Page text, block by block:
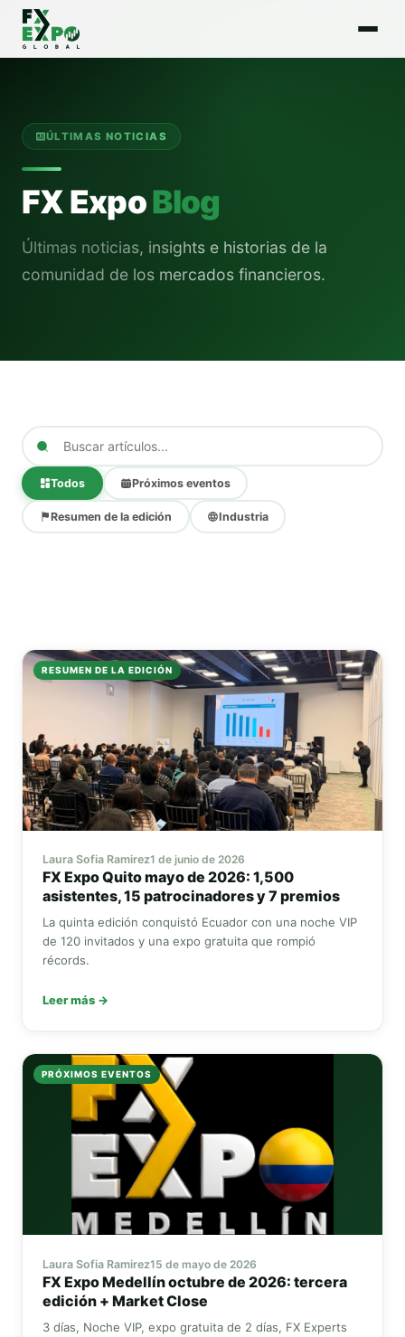
ÚLTIMAS NOTICIAS
FX ExpoBlog
Últimas noticias, insights e historias de la
comunidad de los mercados financieros.
Todos Próximos eventos
Resumen de la edición Industria
RESUMEN DE LA EDICIÓN
Laura Sofia Ramirez1 de junio de 2026
FX ExpoQuito mayo de 2026: 1,500
asistentes, 15 patrocinadores y 7 premios
La quinta edición conquistó Ecuador con una noche VIP
de 120 invitados y una expo gratuita que rompió
récords.
Leer más →
PRÓXIMOS EVENTOS
Laura Sofia Ramirez15 de mayo de 2026
FX ExpoMedellín octubre de 2026: tercera
edición +Market Close
3 días, Noche VIP, expo gratuita de 2 días, FX Experts